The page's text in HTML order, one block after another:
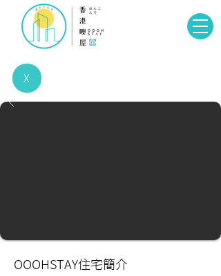
X
OOOHSTAY住宅簡介